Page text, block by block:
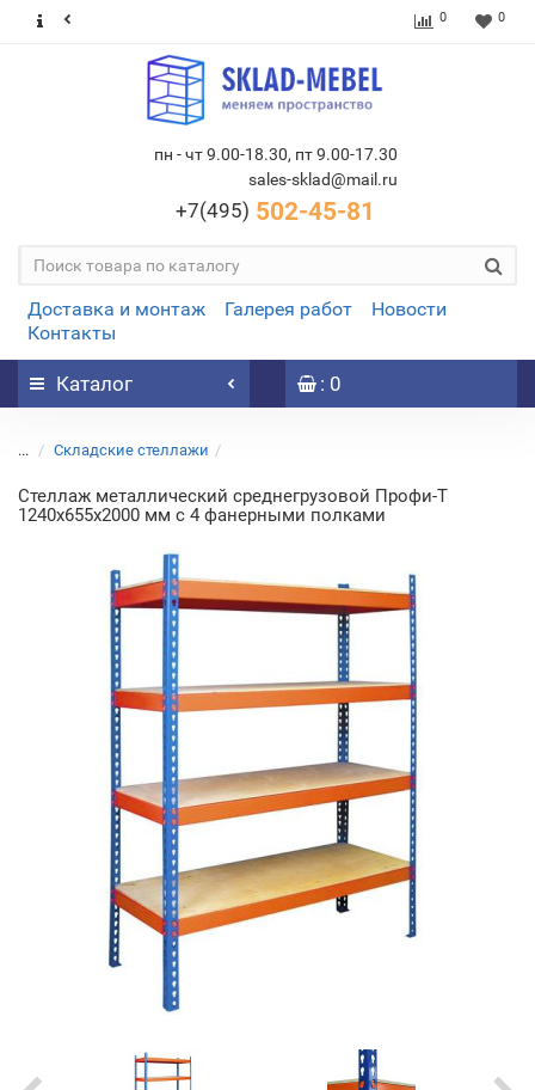
0 0
пн - чт 9.00-18.30, пт 9.00-17.30
sales-sklad@mail.ru
+7(495) 502-45-81
Доставка и монтаж Галерея работ
Новости
Контакты
Каталог : 0
... Складские стеллажи
Стеллаж металлический среднегрузовой Профи-Т
1240х655х2000 мм с 4 фанерными полками